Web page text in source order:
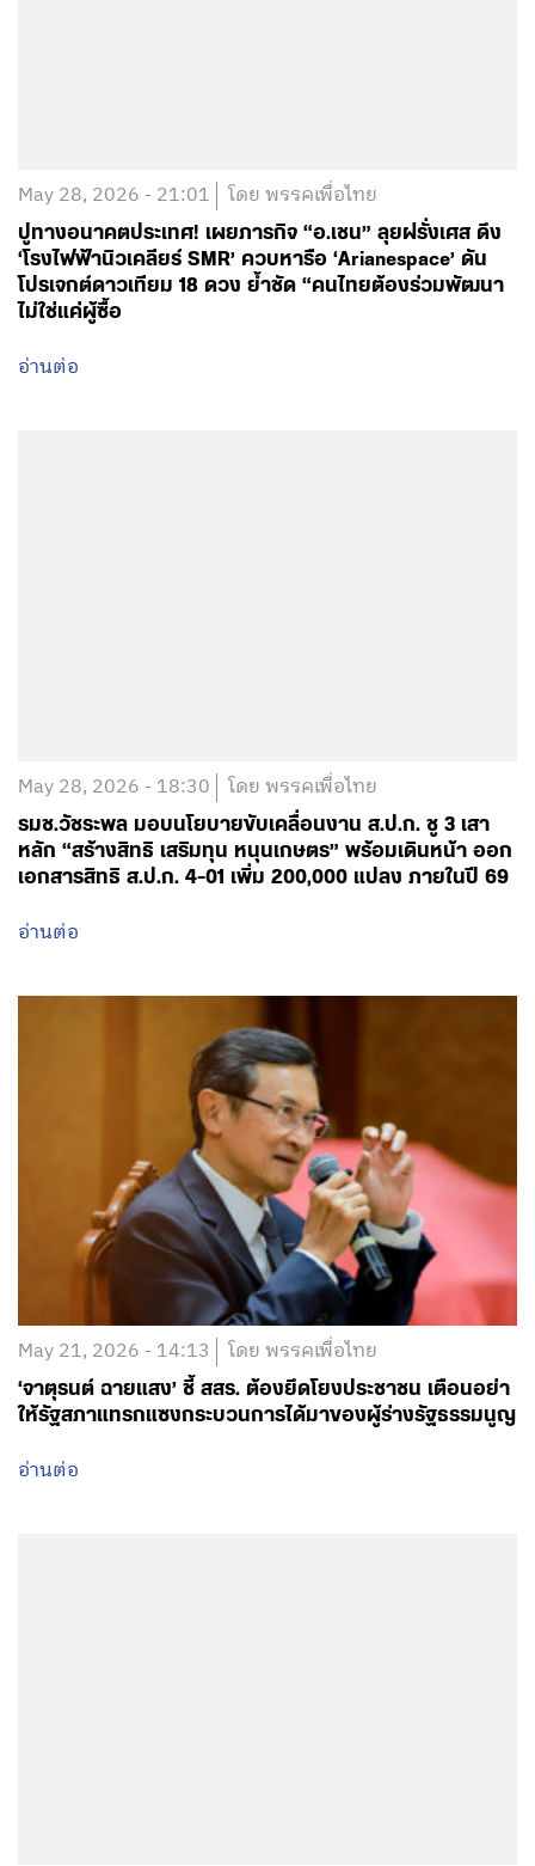
May 28, 2026 - 21:01 โดย พรรคเพื่อไทย
ปูทางอนาคตประเทศ! เผยภารกิจ “อ.เชน” ลุยฝรั่งเศส ดึง
‘โรงไฟฟ้านิวเคลียร์ SMR’ ควบหารือ ‘Arianespace’ ดัน
โปรเจกต์ดาวเทียม 18 ดวง ย้ำชัด “คนไทยต้องร่วมพัฒนา
ไม่ใช่แค่ผู้ซื้อ
อ่านต่อ
May 28, 2026 - 18:30 โดย พรรคเพื่อไทย
รมช.วัชระพล มอบนโยบายขับเคลื่อนงาน ส.ป.ก. ชู 3 เสา
หลัก “สร้างสิทธิ เสริมทุน หนุนเกษตร” พร้อมเดินหน้า ออก
เอกสารสิทธิ ส.ป.ก. 4-01 เพิ่ม 200,000 แปลง ภายในปี 69
อ่านต่อ
May 21, 2026 - 14:13 โดย พรรคเพื่อไทย
‘จาตุรนต์ ฉายแสง’ ชี้ สสร. ต้องยึดโยงประชาชน เตือนอย่า
ให้รัฐสภาแทรกแซงกระบวนการได้มาของผู้ร่างรัฐธรรมนูญ
อ่านต่อ